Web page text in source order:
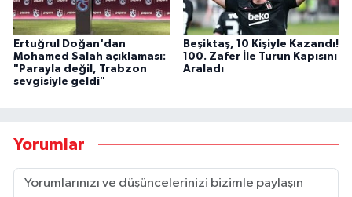
Ertuğrul Doğan'dan
Mohamed Salah açıklaması:
"Parayla değil, Trabzon
sevgisiyle geldi"
Beşiktaş, 10 Kişiyle Kazandı!
100. Zafer İle Turun Kapısını
Araladı
Yorumlar